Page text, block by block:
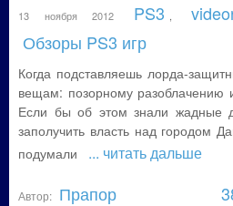
13 ноября 2012 PS3
Обзоры PS3 игр
Когда подставляешь лорда-
вещам: позорному разоблачению
Если бы об этом знали жадные
заполучить власть над городом
подумали ... читать дальше
Автор: Прапор